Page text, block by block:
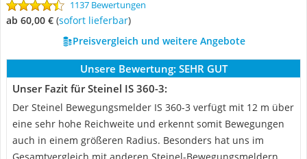
1137 Bewertungen
ab 60,00 € ( Sofort lieferbar)
Preisvergleich und weitere Angebote
Unsere Bewertung: SEHR GUT
Unser Fazit für Steinel IS 360-3:
Der Steinel Bewegungsmelder IS 360-3 verfügt mit 12 m über
eine sehr hohe Reichweite und erkennt somit Bewegungen
auch in einem größeren Radius. Besonders hat uns im